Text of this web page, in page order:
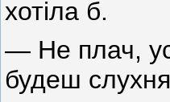
хотіла б.
— Не плач,
будеш